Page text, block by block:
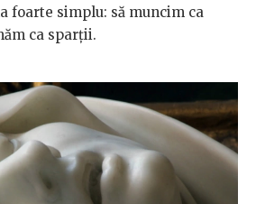
foarte simplu: să muncim ca
ca sparţii.